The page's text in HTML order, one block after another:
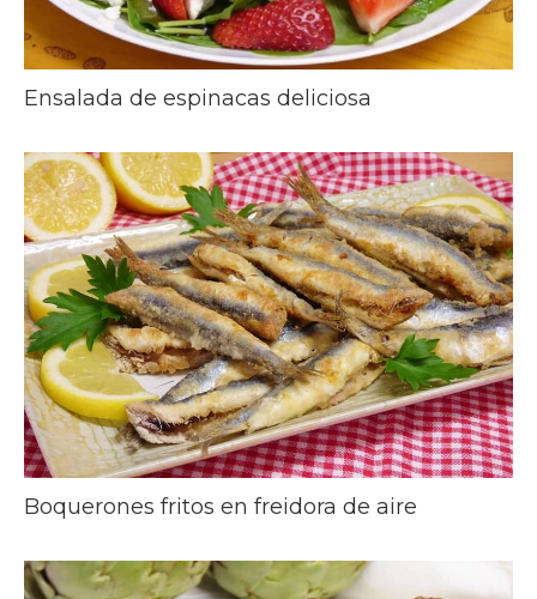
Ensalada de espinacas deliciosa
Boquerones fritos en freidora de aire